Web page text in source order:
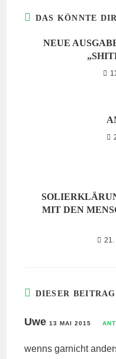
DAS KÖNNTE
NEUE
MIT DEN
21.
DIESER
Uwe13 MAI 2015
wenns garnicht